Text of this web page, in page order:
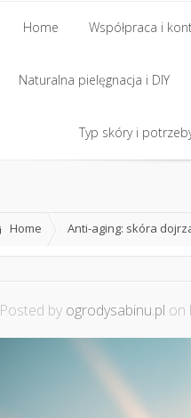
Home
Home
Współpraca i
Współpraca i
Naturalna pielęgnacja i DIY
Naturalna pielęgnacja i DIY
Typ skóry i
Home Anti-aging: skóra
Posted by ogrodysabinu.pl on